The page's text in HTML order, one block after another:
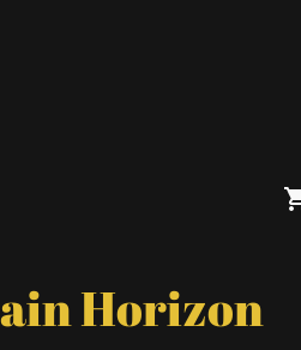
Horizon